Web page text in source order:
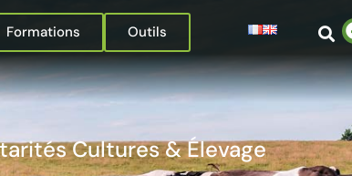
Formations Outils
Cultures & Élevage